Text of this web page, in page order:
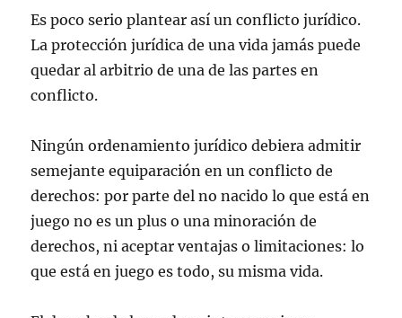
Es poco serio plantear así un conflicto jurídico.
La protección jurídica de una vida jamás puede
quedar al arbitrio de una de las partes en
conflicto.
Ningún ordenamiento jurídico debiera admitir
semejante equiparación en un conflicto de
derechos: por parte del no nacido lo que está en
juego no es un plus o una minoración de
derechos, ni aceptar ventajas o limitaciones: lo
que está en juego es todo, su misma vida.